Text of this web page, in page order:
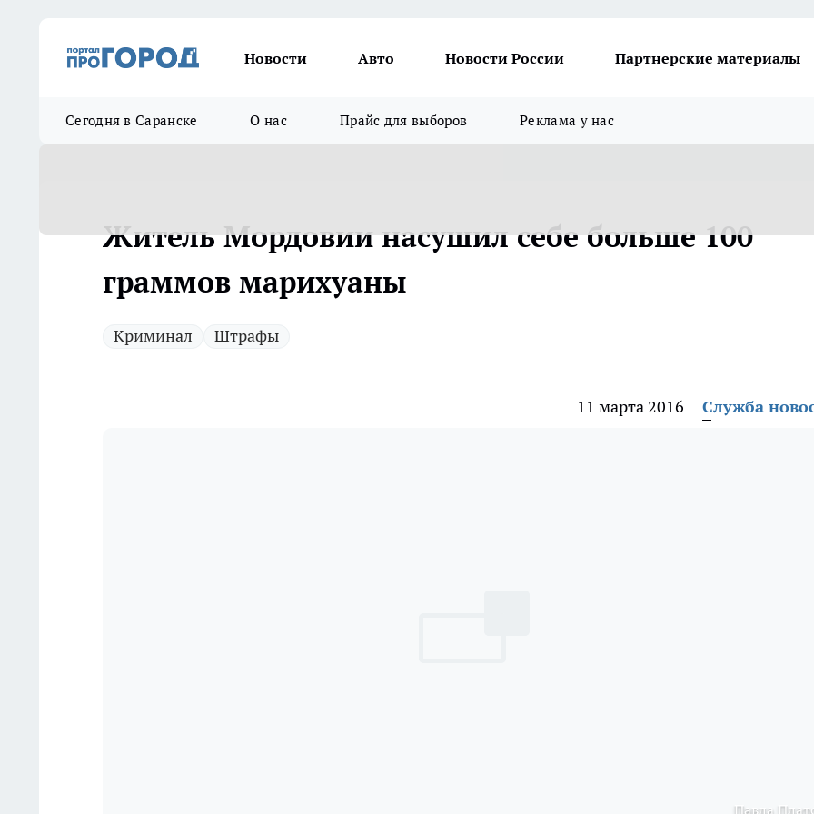
Новости Авто Новости России Партнерские материалы
Сегодня в Саранске О нас Прайс для выборов Реклама у нас
Житель Мордовии насушил себе больше 100
граммов марихуаны
Криминал Штрафы
11 марта 2016 Служба
Павла